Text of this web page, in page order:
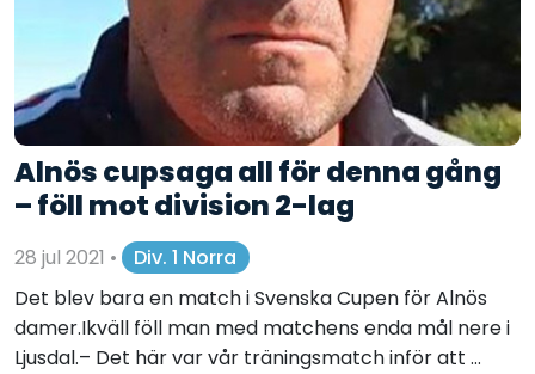
Alnös cupsaga all för denna gång
– föll mot division 2-lag
28 jul 2021 •
Div. 1 Norra
Det blev bara en match i Svenska Cupen för Alnös
damer.Ikväll föll man med matchens enda mål nere i
Ljusdal.– Det här var vår träningsmatch inför att ...